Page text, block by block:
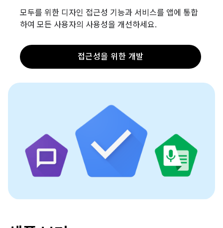
모두를 위한 디자인 접근성 기능과 서비스를 앱에 통합
하여 모든 사용자의 사용성을 개선하세요.
접근성을 위한 개발